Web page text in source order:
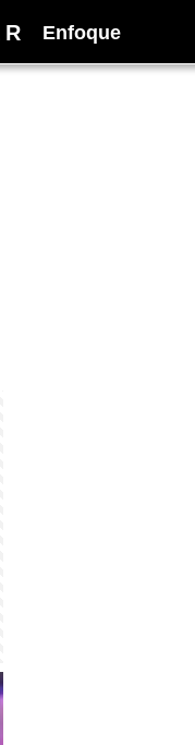
R Enfoque